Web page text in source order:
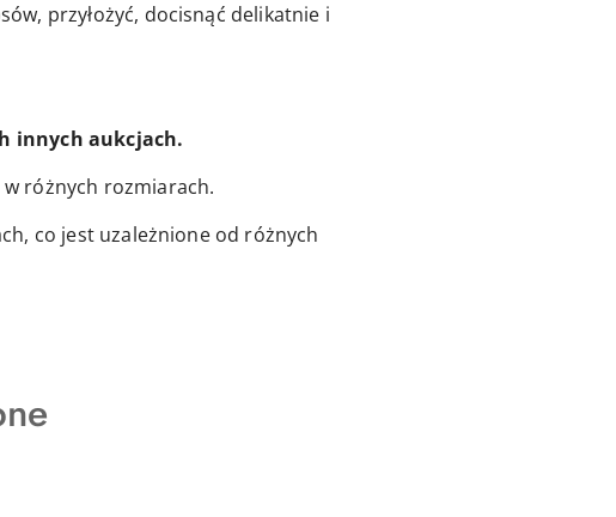
przyłożyć, docisnąć delikatnie i
innych aukcjach.
różnych rozmiarach.
co jest uzależnione od różnych